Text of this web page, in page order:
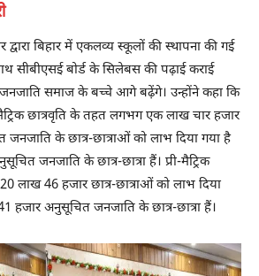
द्वारा बिहार में एकलव्य स्कूलों की स्थापना की गई
सीबीएसई बोर्ड के सिलेबस की पढ़ाई कराई
समाज के बच्चे आगे बढ़ेंगे। उन्होंने कहा कि
मैट्रिक छात्रवृति के तहत लगभग एक लाख चार हजार
के छात्र-छात्राओं को लाभ दिया गया है
जनजाति के छात्र-छात्रा हैं। प्री-मैट्रिक
लाख 46 हजार छात्र-छात्राओं को लाभ दिया
हजार अनुसूचित जनजाति के छात्र-छात्रा हैं।